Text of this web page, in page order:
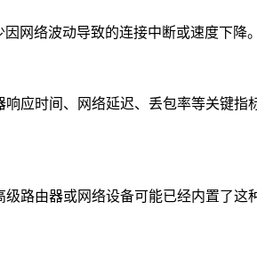
网络波动导致的连接中断或速度下降。
应时间、网络延迟、丢包率等关键指
路由器或网络设备可能已经内置了这